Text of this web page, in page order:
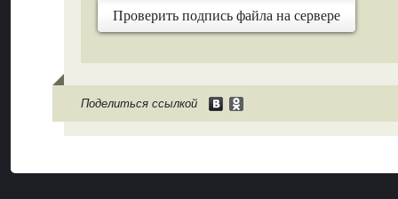
Проверить подпись файла на сервере
Поделиться ссылкой